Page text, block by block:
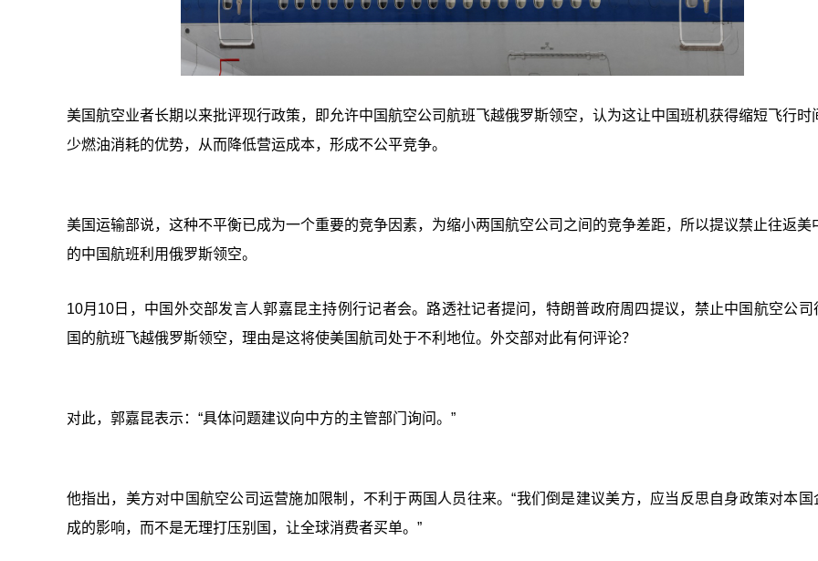
美国航空业者长期以来批评现行政策，即允许中国航空公司航班飞越俄罗斯领空，认为这让中国班机获得缩短飞行时
少燃油消耗的优势，从而降低营运成本，形成不公平竞争。
美国运输部说，这种不平衡已成为一个重要的竞争因素，为缩小两国航空公司之间的竞争差距，所以提议禁止往返美
的中国航班利用俄罗斯领空。
10月10日，中国外交部发言人郭嘉昆主持例行记者会。 路透社记者提问，特朗普政府周四提议，禁止中国航空公司
国的航班飞越俄罗斯领空，理由是这将使美国航司处于不利地位。外交部对此有何评论？
对此，郭嘉昆表示：“具体问题建议向中方的主管部门询问。”
他指出，美方对中国航空公司运营施加限制，不利于两国人员往来。“我们倒是建议美方，应当反思自身政策对本国
成的影响，而不是无理打压别国，让全球消费者买单。”